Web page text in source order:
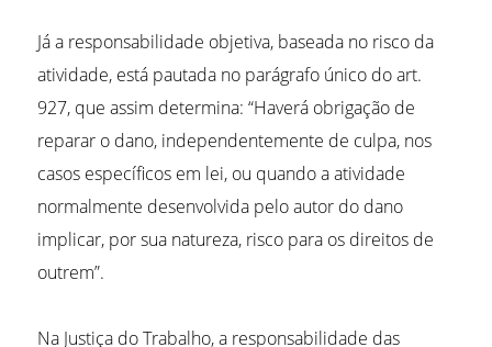
Já a responsabilidade objetiva, baseada no risco da
atividade, está pautada no parágrafo único do art.
927, que assim determina: “Haverá obrigação de
reparar o dano, independentemente de culpa, nos
casos específicos em lei, ou quando a atividade
normalmente desenvolvida pelo autor do dano
implicar, por sua natureza, risco para os direitos de
outrem”.
Na Justiça do Trabalho, a responsabilidade das